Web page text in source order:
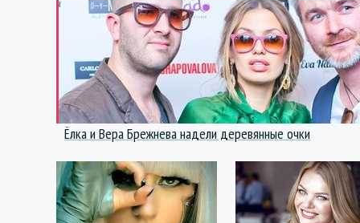
Ёлка и Вера Брежнева надели деревянные очки